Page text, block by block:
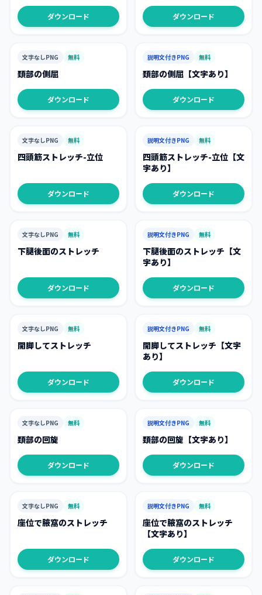
ダウンロード ダウンロード
文字なしPNG 無料
頚部の側屈
ダウンロード
説明文付きPNG 無料
頚部の側屈【文字あり】
ダウンロード
文字なしPNG 無料
四頭筋ストレッチ-立位
ダウンロード
説明文付きPNG 無料
四頭筋ストレッチ-立位【文
字あり】
ダウンロード
文字なしPNG 無料
下腿後面のストレッチ
ダウンロード
説明文付きPNG 無料
下腿後面のストレッチ【文
字あり】
ダウンロード
文字なしPNG 無料
開脚してストレッチ
ダウンロード
説明文付きPNG 無料
開脚してストレッチ【文字
あり】
ダウンロード
文字なしPNG 無料
頚部の回旋
ダウンロード
説明文付きPNG 無料
頚部の回旋【文字あり】
ダウンロード
文字なしPNG 無料
座位で腋窩のストレッチ
ダウンロード
説明文付きPNG 無料
座位で腋窩のストレッチ
【文字あり】
ダウンロード